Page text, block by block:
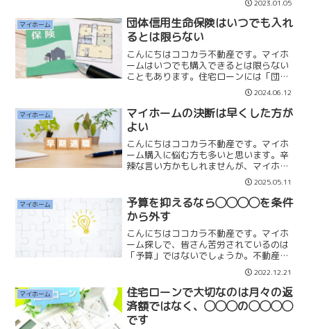
な計画が必要になってきます。「住宅資
金」では65歳で完済を目指します。もし
40歳なら25年で返済で...
2023.01.05
マイホーム
団体信用生命保険はいつでも入れ
るとは限らない
こんにちはココカラ不動産です。マイホ
ームはいつでも購入できるとは限らない
こともあります。住宅ローンには「団体
信用生命保険」の加入が必須になりま
す。この保険に加入できなければ、一般
的な金融機関では住宅ローンを借入する
ことはできません。その場合...
2024.06.12
マイホーム
マイホームの決断は早くした方が
よい
こんにちはココカラ不動産です。マイホ
ーム購入に悩む方も多いと思います。辛
辣な言い方かもしれませんが、マイホー
ムの決断は「チャッチャッ」と乗り越え
た方が良いと考えています。なぜなら
ば、マイホーム購入よりも50代〜老後に
かけてもっと大変な生活が...
2025.05.11
マイホーム
予算を抑えるなら◯◯◯◯を条件
から外す
こんにちはココカラ不動産です。マイホ
ーム探しで、皆さん苦労されているのは
「予算」ではないでしょうか。不動産相
場が上昇していて、自分が住みたいと思
う街には予算が合わず住めない状況だと
思います。【住みたい街で探すと】✕満
足度の低いマイホームにな...
2022.12.21
マイホーム
住宅ローンで大切なのは月々の返
済額ではなく、◯◯◯の◯◯◯◯
です